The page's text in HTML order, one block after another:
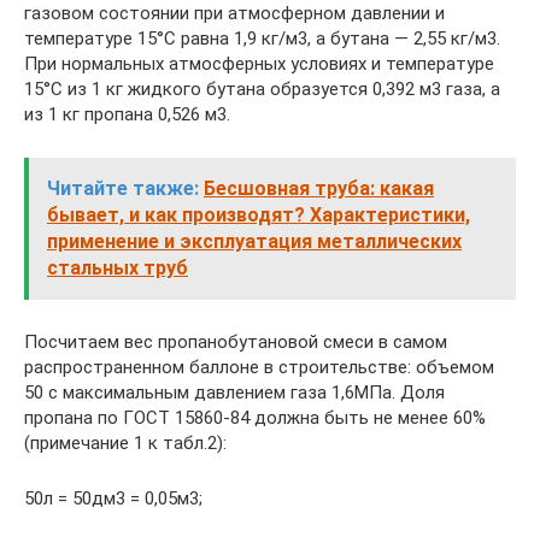
газовом состоянии при атмосферном давлении и
температуре 15°С равна 1,9 кг/м3, а бутана — 2,55 кг/м3.
При нормальных атмосферных условиях и температуре
15°С из 1 кг жидкого бутана образуется 0,392 м3 газа, а
из 1 кг пропана 0,526 м3.
Читайте также: Бесшовная труба: какая
бывает, и как производят? Характеристики,
применение и эксплуатация металлических
стальных труб
Посчитаем вес пропанобутановой смеси в самом
распространенном баллоне в строительстве: объемом
50 с максимальным давлением газа 1,6МПа. Доля
пропана по ГОСТ 15860-84 должна быть не менее 60%
(примечание 1 к табл.2):
50л = 50дм3 = 0,05м3;